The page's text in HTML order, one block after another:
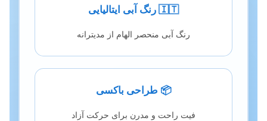
🇮🇹 رنگ آبی ایتالیایی
رنگ آبی منحصر الهام از مدیترانه
📦 طراحی باکسی
فیت راحت و مدرن برای حرکت آزاد